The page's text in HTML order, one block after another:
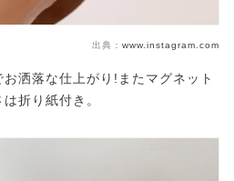
出典： www.instagram.com
洒落な仕上がり!またマグネット
折り紙付き。